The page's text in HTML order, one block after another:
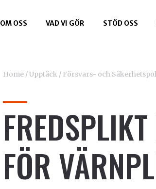
OM OSS VAD VI GÖR STÖD OSS
Home/Upptäck/ Försvars- och
FÖR